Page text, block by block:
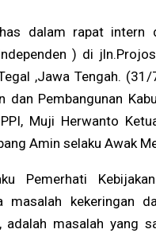
dalam rapat intern
) di
,Jawa Tengah.
dan Pembangunan
Muji Herwanto
Amin selaku Awak
Pemerhati
masalah kekeringan
masalah yang